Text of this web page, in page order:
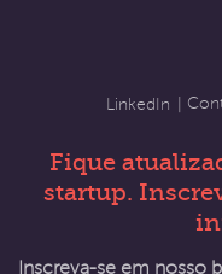
LinkedIn
Fique
startup.
Inscreva-se em nosso